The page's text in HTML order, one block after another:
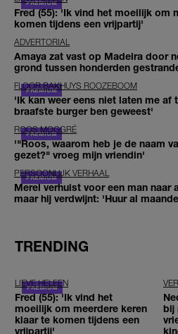
Fred (55): 'Ik vind het moeilijk om
komen tijdens een vrijpartij'
ADVERTORIAL
Amaya zat vast op Madeira door
grond tussen honderden
FLOOR BAKHUYS ROOZEBOOM
'Ik kan weer eens niet laten me af
braafste burger ben geweest'
ROOS MOGGRÉ
'"Roos, waarom heb je de naam
gezet?" vroeg mijn vriendin'
PERSOONLIJK VERHAAL
Merel verhuist voor een man naar
maar hij verdwijnt: 'Huur al
TRENDING
LIEVE HELEEN
Fred (55): 'Ik vind het
moeilijk om meerdere keren
klaar te komen tijdens een
vrijpartij'
bij